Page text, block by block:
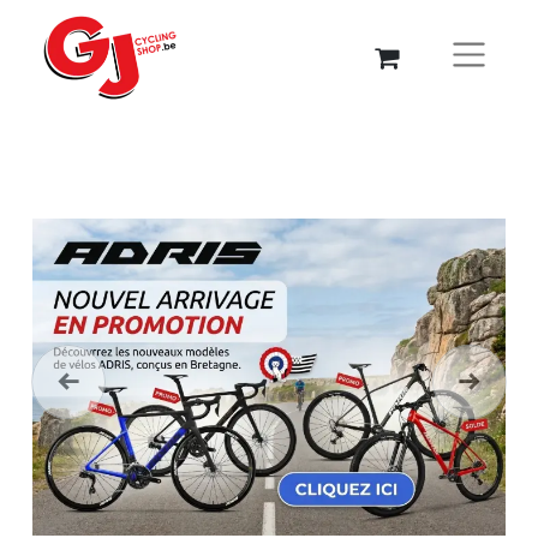
Précédent Suivant